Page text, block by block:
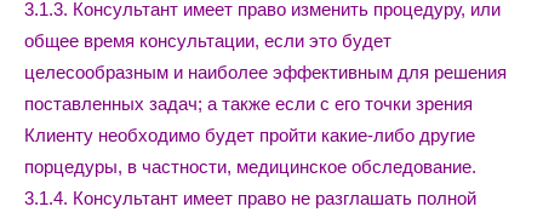
3.1.3. Консультант имеет право изменить процедуру, или
общее время консультации, если это будет
целесообразным и наиболее эффективным для решения
поставленных задач; а также если с его точки зрения
Клиенту необходимо будет пройти какие-либо другие
порцедуры, в частности, медицинское обследование.
3.1.4. Консультант имеет право не разглашать полной